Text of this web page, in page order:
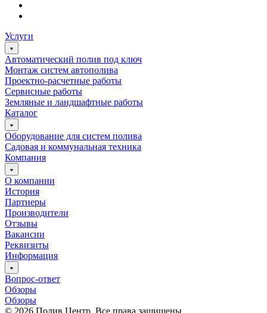
Услуги
Автоматический полив под ключ
Монтаж систем автополива
Проектно-расчетные работы
Сервисные работы
Земляные и ландшафтные работы
Каталог
Оборудование для систем полива
Садовая и коммунальная техника
Компания
О компании
История
Партнеры
Производители
Отзывы
Вакансии
Реквизиты
Информация
Вопрос-ответ
Обзоры
Обзоры
© 2026 Полив Центр. Все права защищены